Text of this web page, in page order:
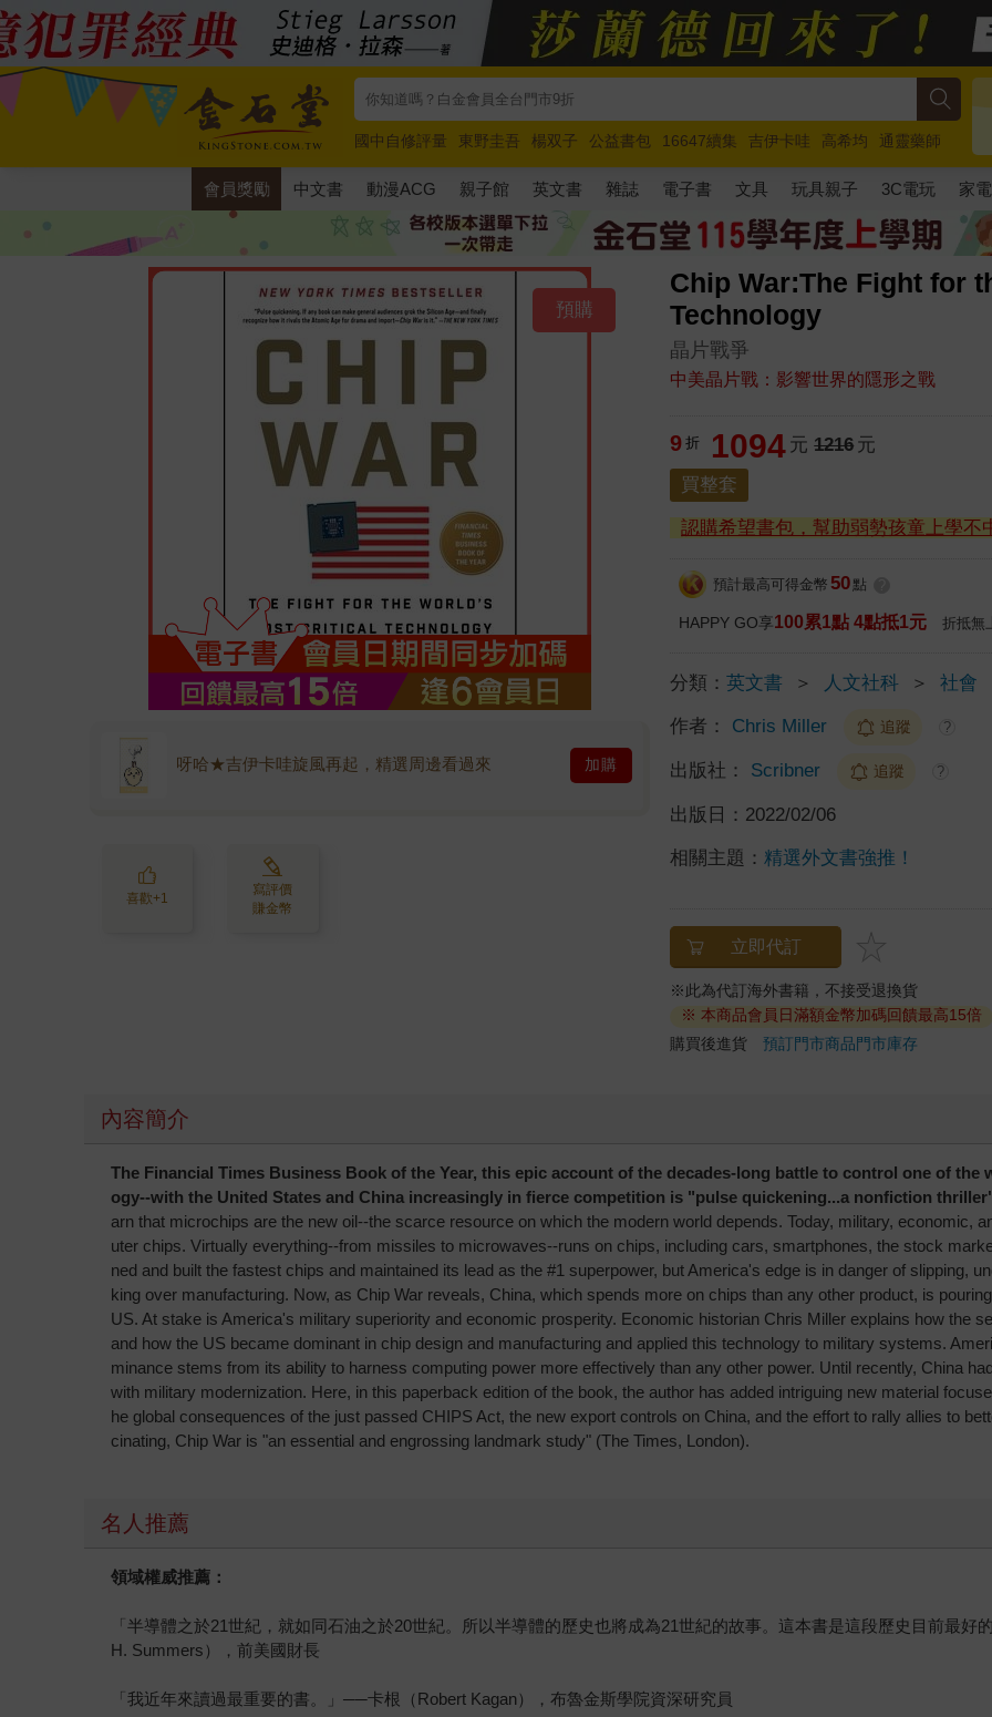
國中自修評量 東野圭吾 楊双子 公益書包 16647續集 吉伊卡哇 高希均
通靈藥師
唯紅花綻放
奧德賽 路邊攤新作 馬斯克 玩具總動員5 超慢跑
會員獎勵 中文書 動漫ACG 親子館 英文書 雜誌 電子書 文具 玩具親子 3C電玩 家電
Chip War:The Fight for
Technology
晶片戰爭
中美晶片戰：影響世界的隱形之戰
預購
呀哈★吉伊卡哇旋風再起，精選周邊看過來 加購
喜歡+1
寫評價
賺金幣
9 折 1094 元 1216 元
買整套
認購希望書包，幫助弱勢孩童上學不
預計最高可得金幣 50 點
HAPPY GO享100累1點 4點抵1元 折抵無
分類：英文書 ＞ 人文社科 ＞ 社會
作者： Chris Miller 追蹤 ?
出版社： Scribner 追蹤 ?
出版日： 2022/02/06
相關主題： 精選外文書強推！
立即代訂
※此為代訂海外書籍，不接受退換貨
※ 本商品會員日滿額金幣加碼回饋最高15倍
購買後進貨預訂門市商品門市庫存
內容簡介
The Financial Times Business Book of the Year, this epic account of the decades-long battle to control one of
ogy--with the United States and China increasingly in fierce competition is "pulse quickening...a nonfiction
arn that microchips are the new oil--the scarce resource on which the modern world depends. Today, military, economic,
uter chips. Virtually everything--from missiles to microwaves--runs on chips, including cars, smartphones, the stock
ned and built the fastest chips and maintained its lead as the #1 superpower, but America's edge is in danger of slipping,
king over manufacturing. Now, as Chip War reveals, China, which spends more on chips than any other product, is
US. At stake is America's military superiority and economic prosperity. Economic historian Chris Miller explains how the
and how the US became dominant in chip design and manufacturing and applied this technology to military systems.
minance stems from its ability to harness computing power more effectively than any other power. Until recently, China
with military modernization. Here, in this paperback edition of the book, the author has added intriguing new material
he global consequences of the just passed CHIPS Act, the new export controls on China, and the effort to rally allies to
cinating, Chip War is "an essential and engrossing landmark study" (The Times, London).
名人推薦
領域權威推薦：
「半導體之於21世紀，就如同石油之於20世紀。所以半導體的歷史也將成為21世紀的故事。這本書是這段歷史目前最
H. Summers），前美國財長
「我近年來讀過最重要的書。」──卡根（Robert Kagan），布魯金斯學院資深研究員